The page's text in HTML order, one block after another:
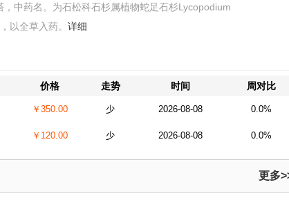
，中药名。为石松科石杉属植物蛇足石杉Lycopodium
以全草入药。 详细
价格 走势 时间 周对比
￥350.00 少 2026-08-08 0.0%
￥120.00 少 2026-08-08 0.0%
更多